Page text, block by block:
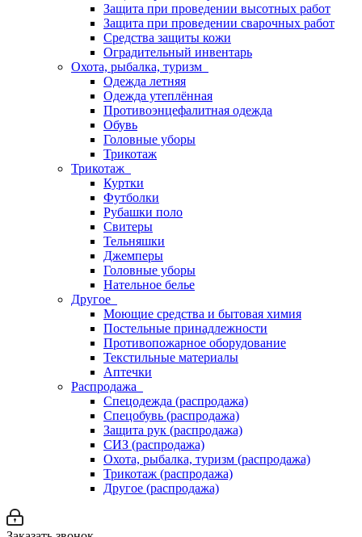
Защита при проведении высотных работ
Защита при проведении сварочных работ
Средства защиты кожи
Оградительный инвентарь
Охота, рыбалка, туризм
Одежда летняя
Одежда утеплённая
Противоэнцефалитная одежда
Обувь
Головные уборы
Трикотаж
Трикотаж
Куртки
Футболки
Рубашки поло
Свитеры
Тельняшки
Джемперы
Головные уборы
Нательное белье
Другое
Моющие средства и бытовая химия
Постельные принадлежности
Противопожарное оборудование
Текстильные материалы
Аптечки
Распродажа
Спецодежда (распродажа)
Спецобувь (распродажа)
Защита рук (распродажа)
СИЗ (распродажа)
Охота, рыбалка, туризм (распродажа)
Трикотаж (распродажа)
Другое (распродажа)